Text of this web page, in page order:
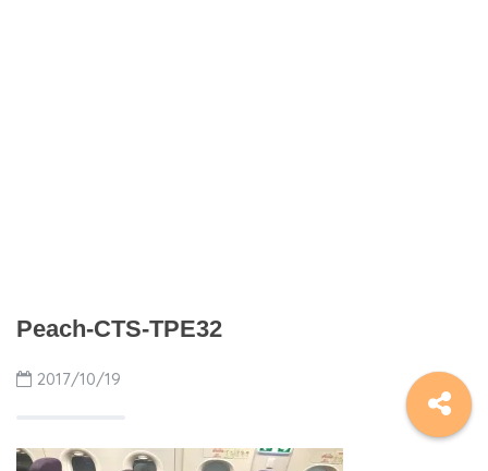
Peach-CTS-TPE32
2017/10/19